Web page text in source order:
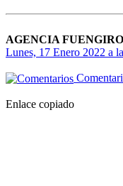
AGENCIA
Lunes, 17 Enero 2022 a
Enlace copiado